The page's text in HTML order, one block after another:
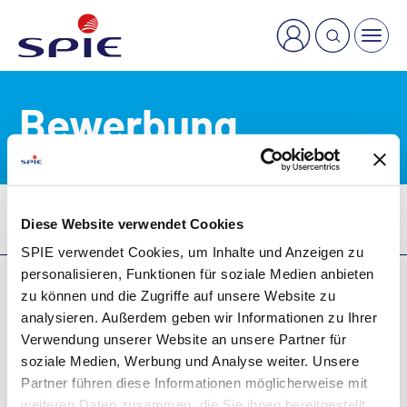
Diese Website verwendet Cookies
SPIE verwendet Cookies, um Inhalte und Anzeigen zu
personalisieren, Funktionen für soziale Medien anbieten
zu können und die Zugriffe auf unsere Website zu
analysieren. Außerdem geben wir Informationen zu Ihrer
Verwendung unserer Website an unsere Partner für
soziale Medien, Werbung und Analyse weiter. Unsere
Partner führen diese Informationen möglicherweise mit
Bewerbung
Karriere Stellenangebote
AGB
Impressum
Datenschutzhinweise